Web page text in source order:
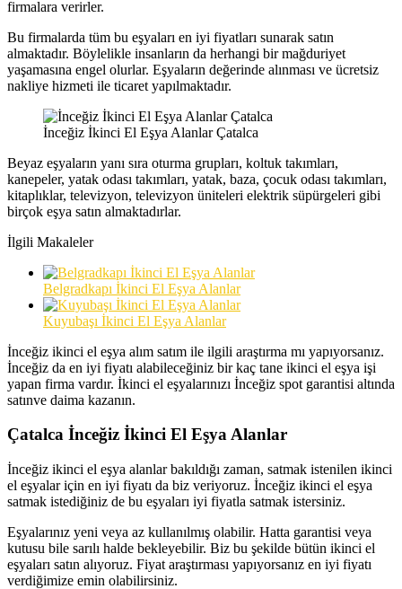
firmalara verirler.
Bu firmalarda tüm bu eşyaları en iyi fiyatları sunarak satın
almaktadır. Böylelikle insanların da herhangi bir mağduriyet
yaşamasına engel olurlar. Eşyaların değerinde alınması ve ücretsiz
nakliye hizmeti ile ticaret yapılmaktadır.
İnceğiz İkinci El Eşya Alanlar Çatalca
Beyaz eşyaların yanı sıra oturma grupları, koltuk takımları,
kanepeler, yatak odası takımları, yatak, baza, çocuk odası takımları,
kitaplıklar, televizyon, televizyon üniteleri elektrik süpürgeleri gibi
birçok eşya satın almaktadırlar.
İlgili Makaleler
Belgradkapı İkinci El Eşya Alanlar
Kuyubaşı İkinci El Eşya Alanlar
İnceğiz ikinci el eşya alım satım ile ilgili araştırma mı yapıyorsanız.
İnceğiz da en iyi fiyatı alabileceğiniz bir kaç tane ikinci el eşya işi
yapan firma vardır. İkinci el eşyalarınızı İnceğiz spot garantisi altında
satınve daima kazanın.
Çatalca İnceğiz İkinci El Eşya Alanlar
İnceğiz ikinci el eşya alanlar bakıldığı zaman, satmak istenilen ikinci
el eşyalar için en iyi fiyatı da biz veriyoruz. İnceğiz ikinci el eşya
satmak istediğiniz de bu eşyaları iyi fiyatla satmak istersiniz.
Eşyalarınız yeni veya az kullanılmış olabilir. Hatta garantisi veya
kutusu bile sarılı halde bekleyebilir. Biz bu şekilde bütün ikinci el
eşyaları satın alıyoruz. Fiyat araştırması yapıyorsanız en iyi fiyatı
verdiğimize emin olabilirsiniz.